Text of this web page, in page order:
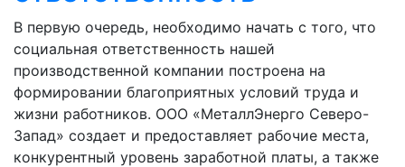
В первую очередь, необходимо начать с того, что
социальная ответственность нашей
производственной компании построена на
формировании благоприятных условий труда и
жизни работников. ООО «МеталлЭнерго Северо-
Запад» создает и предоставляет рабочие места,
конкурентный уровень заработной платы, а также